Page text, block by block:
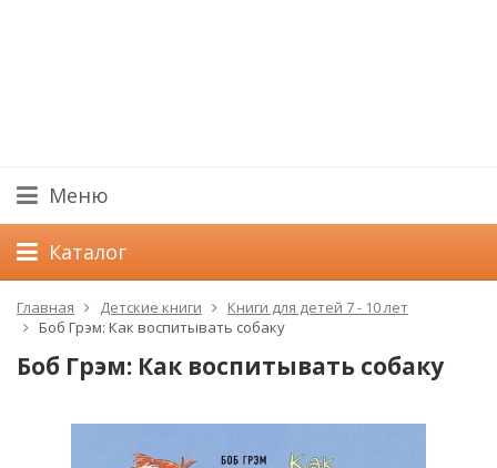
Меню
Каталог
Главная Детские книги
Книги для детей 7 - 10 лет
Боб Грэм: Как воспитывать собаку
Боб Грэм: Как воспитывать собаку